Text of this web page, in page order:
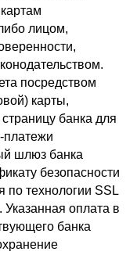
лицом,
посредством
карты,
банка для
платежи
шлюз банка
безопасности
технологии SSL
оплата в
банка